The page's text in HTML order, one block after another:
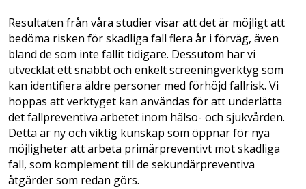
Resultaten från våra studier visar att det är möjligt att
bedöma risken för skadliga fall flera år i förväg, även
bland de som inte fallit tidigare. Dessutom har vi
utvecklat ett snabbt och enkelt screeningverktyg som
kan identifiera äldre personer med förhöjd fallrisk. Vi
hoppas att verktyget kan användas för att underlätta
det fallpreventiva arbetet inom hälso- och sjukvården.
Detta är ny och viktig kunskap som öppnar för nya
möjligheter att arbeta primärpreventivt mot skadliga
fall, som komplement till de sekundärpreventiva
åtgärder som redan görs.